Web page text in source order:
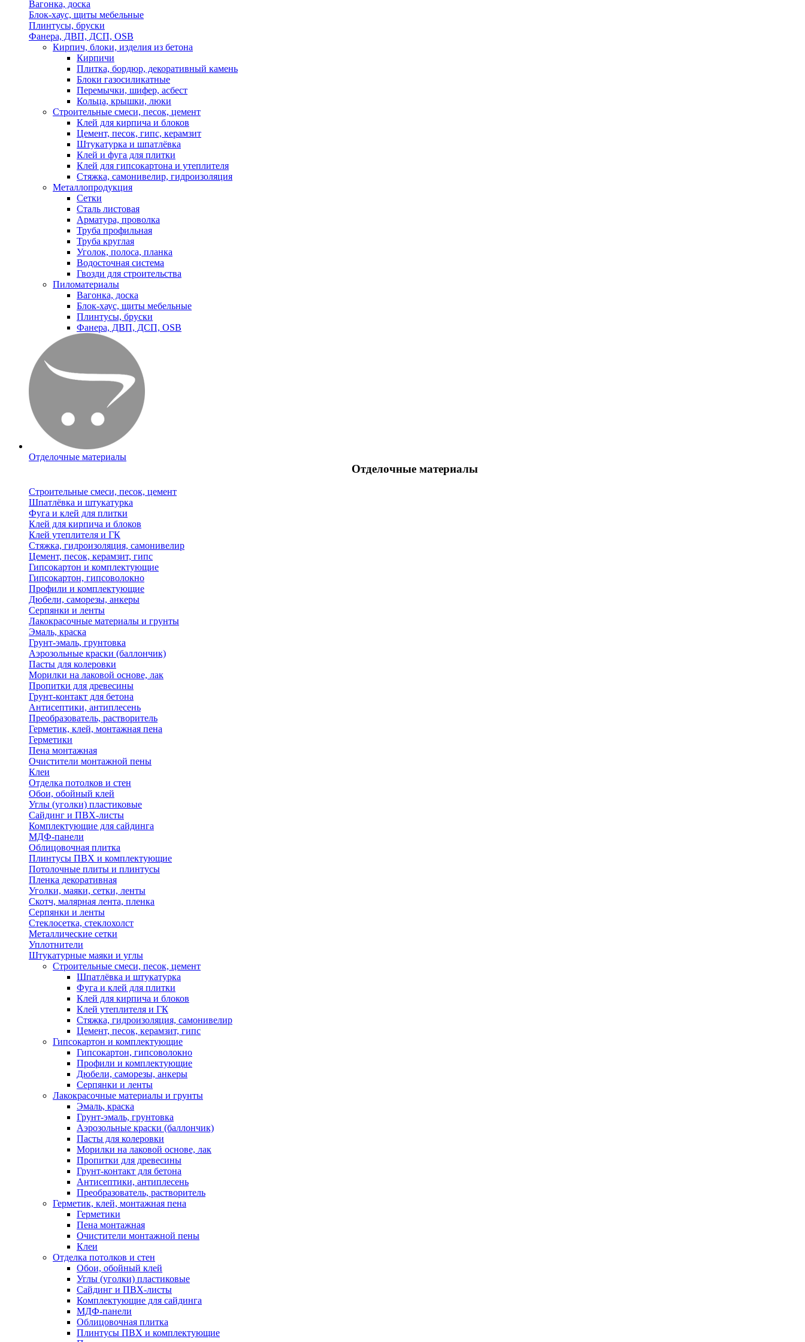
Вагонка, доска
Блок-хаус, щиты мебельные
Плинтусы, бруски
Фанера, ДВП, ДСП, OSB
Кирпич, блоки, изделия из бетона
Кирпичи
Плитка, бордюр, декоративный камень
Блоки газосиликатные
Перемычки, шифер, асбест
Кольца, крышки, люки
Строительные смеси, песок, цемент
Клей для кирпича и блоков
Цемент, песок, гипс, керамзит
Штукатурка и шпатлёвка
Клей и фуга для плитки
Клей для гипсокартона и утеплителя
Стяжка, самонивелир, гидроизоляция
Металлопродукция
Сетки
Сталь листовая
Арматура, проволка
Труба профильная
Труба круглая
Уголок, полоса, планка
Водосточная система
Гвозди для строительства
Пиломатериалы
Вагонка, доска
Блок-хаус, щиты мебельные
Плинтусы, бруски
Фанера, ДВП, ДСП, OSB
Отделочные материалы
Отделочные материалы
Строительные смеси, песок, цемент
Шпатлёвка и штукатурка
Фуга и клей для плитки
Клей для кирпича и блоков
Клей утеплителя и ГК
Стяжка, гидроизоляция, самонивелир
Цемент, песок, керамзит, гипс
Гипсокартон и комплектующие
Гипсокартон, гипсоволокно
Профили и комплектующие
Дюбели, саморезы, анкеры
Серпянки и ленты
Лакокрасочные материалы и грунты
Эмаль, краска
Грунт-эмаль, грунтовка
Аэрозольные краски (баллончик)
Пасты для колеровки
Морилки на лаковой основе, лак
Пропитки для древесины
Грунт-контакт для бетона
Антисептики, антиплесень
Преобразователь, растворитель
Герметик, клей, монтажная пена
Герметики
Пена монтажная
Очистители монтажной пены
Клеи
Отделка потолков и стен
Обои, обойный клей
Углы (уголки) пластиковые
Сайдинг и ПВХ-листы
Комплектующие для сайдинга
МДФ-панели
Облицовочная плитка
Плинтусы ПВХ и комплектующие
Потолочные плиты и плинтусы
Пленка декоративная
Уголки, маяки, сетки, ленты
Скотч, малярная лента, пленка
Серпянки и ленты
Стеклосетка, стеклохолст
Металлические сетки
Уплотнители
Штукатурные маяки и углы
Строительные смеси, песок, цемент
Шпатлёвка и штукатурка
Фуга и клей для плитки
Клей для кирпича и блоков
Клей утеплителя и ГК
Стяжка, гидроизоляция, самонивелир
Цемент, песок, керамзит, гипс
Гипсокартон и комплектующие
Гипсокартон, гипсоволокно
Профили и комплектующие
Дюбели, саморезы, анкеры
Серпянки и ленты
Лакокрасочные материалы и грунты
Эмаль, краска
Грунт-эмаль, грунтовка
Аэрозольные краски (баллончик)
Пасты для колеровки
Морилки на лаковой основе, лак
Пропитки для древесины
Грунт-контакт для бетона
Антисептики, антиплесень
Преобразователь, растворитель
Герметик, клей, монтажная пена
Герметики
Пена монтажная
Очистители монтажной пены
Клеи
Отделка потолков и стен
Обои, обойный клей
Углы (уголки) пластиковые
Сайдинг и ПВХ-листы
Комплектующие для сайдинга
МДФ-панели
Облицовочная плитка
Плинтусы ПВХ и комплектующие